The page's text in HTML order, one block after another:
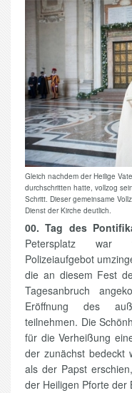
Gleich nachdem der Heilige
durchschritten hatte, vollzog
Schritt. Dieser gemeinsame
Dienst der Kirche deutlich.
00. Tag des
Petersplatz war
Polizeiaufgebot
die an diesem Fest
Tagesanbruch
Eröffnung des
teilnehmen. Die
für die Verheißung
der zunächst bedeckt
als der Papst
der Heiligen Pforte der